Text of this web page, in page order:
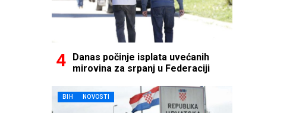
Danas počinje isplata uvećanih
mirovina za srpanj u Federaciji
BIH NOVOSTI